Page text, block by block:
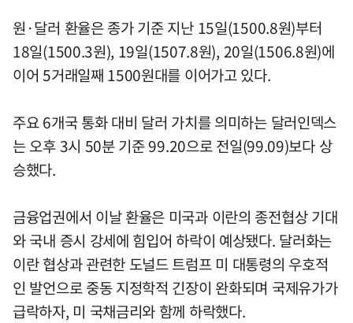
원·달러 환율은 종가 기준 지난 15일(1500.8원)부터
18일(1500.3원), 19일(1507.8원), 20일(1506.8원)에
이어 5거래일째 1500원대를 이어가고 있다.
주요 6개국 통화 대비 달러 가치를 의미하는 달러인덱스
는 오후 3시 50분 기준 99.20으로 전일(99.09)보다 상
승했다.
금융업권에서 이날 환율은 미국과 이란의 종전협상 기대
와 국내 증시 강세에 힘입어 하락이 예상됐다. 달러화는
이란 협상과 관련한 도널드 트럼프 미 대통령의 우호적
인 발언으로 중동 지정학적 긴장이 완화되며 국제유가가
급락하자, 미 국채금리와 함께 하락했다.